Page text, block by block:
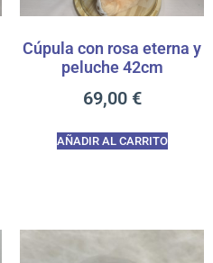
Cúpula con rosa eterna y
peluche 42cm
69,00 €
AÑADIR AL CARRITO